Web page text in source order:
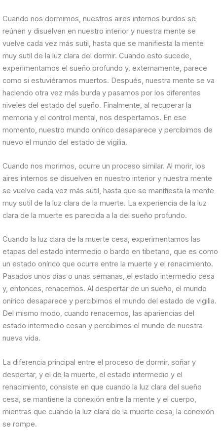
Cuando nos dormimos, nuestros aires internos burdos se
reúnen y disuelven en nuestro interior y nuestra mente se
vuelve cada vez más sutil, hasta que se manifiesta la mente
muy sutil de la luz clara del dormir. Cuando esto sucede,
experimentamos el sueño profundo y, externamente, parece
como si estuviéramos muertos. Después, nuestra mente se va
haciendo otra vez más burda y pasamos por los diferentes
niveles del estado del sueño. Finalmente, al recuperar la
memoria y el control mental, nos despertamos. En ese
momento, nuestro mundo onírico desaparece y percibimos de
nuevo el mundo del estado de vigilia.
Cuando nos morimos, ocurre un proceso similar. Al morir, los
aires internos se disuelven en nuestro interior y nuestra mente
se vuelve cada vez más sutil, hasta que se manifiesta la mente
muy sutil de la luz clara de la muerte. La experiencia de la luz
clara de la muerte es parecida a la del sueño profundo.
Cuando la luz clara de la muerte cesa, experimentamos las
etapas del estado intermedio o bardo en tibetano, que es como
un estado onírico que ocurre entre la muerte y el renacimiento.
Pasados unos días o unas semanas, el estado intermedio cesa
y, entonces, renacemos. Al despertar de un sueño, el mundo
onírico desaparece y percibimos el mundo del estado de vigilia.
Del mismo modo, cuando renacemos, las apariencias del
estado intermedio cesan y percibimos el mundo de nuestra
nueva vida.
La diferencia principal entre el proceso de dormir, soñar y
despertar, y el de la muerte, el estado intermedio y el
renacimiento, consiste en que cuando la luz clara del sueño
cesa, se mantiene la conexión entre la mente y el cuerpo,
mientras que cuando la luz clara de la muerte cesa, la conexión
se rompe.